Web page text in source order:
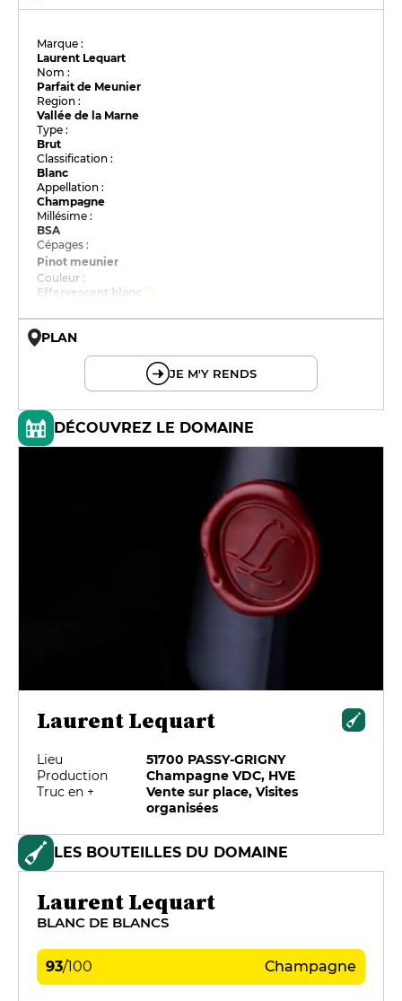
Marque :
Laurent Lequart
Nom :
Parfait de Meunier
Region :
Vallée de la Marne
Type :
Brut
Classification :
Blanc
Appellation :
Champagne
Millésime :
BSA
Cépages :
Pinot meunier
Couleur :
Effervescent blanc
PLAN
JE M'Y RENDS
DÉCOUVREZ LE DOMAINE
Laurent Lequart
Lieu
51700 PASSY-GRIGNY
Production
Champagne VDC, HVE
Truc en +
Vente sur place, Visites
organisées
LES BOUTEILLES DU DOMAINE
Laurent Lequart
BLANC DE BLANCS
93/100 Champagne